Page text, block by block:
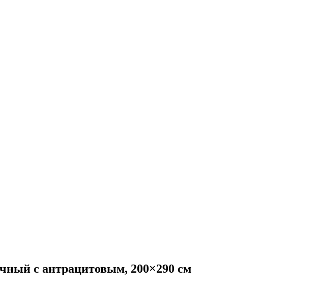
с антрацитовым, 200×290 см